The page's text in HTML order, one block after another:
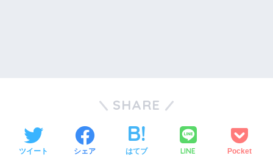
SHARE
ツイート シェア はてブ LINE Pocket